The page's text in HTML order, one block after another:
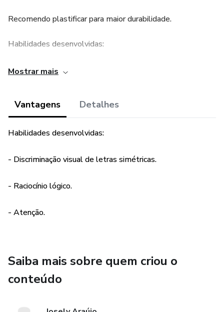
Recomendo plastificar para maior durabilidade.
Habilidades desenvolvidas:
- Discriminação visual de letras simétricas.
- Atenção.
Mostrar mais
Vantagens Detalhes
Habilidades desenvolvidas:
- Discriminação visual de letras simétricas.
- Raciocínio lógico.
- Atenção.
Saiba mais sobre quem criou o
conteúdo